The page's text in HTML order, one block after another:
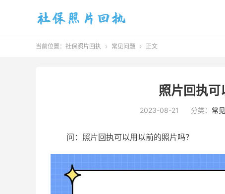
当前位置： 社保照片回执  常见问题  正文
照片回执
2023-08-21 分类： 常
问：照片回执可以用以前的照片吗？